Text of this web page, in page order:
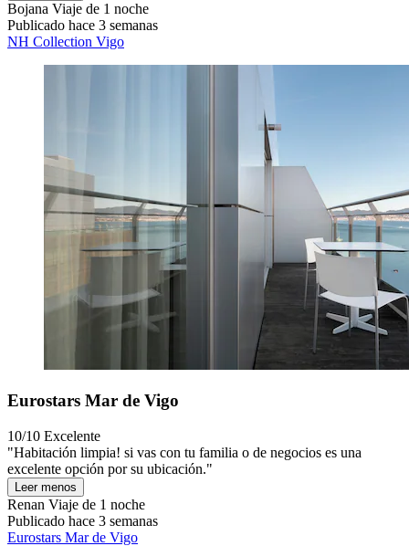
Bojana Viaje de 1 noche
Publicado hace 3 semanas
NH Collection Vigo
Eurostars Mar de Vigo
10/10 Excelente
"Habitación limpia! si vas con tu familia o de negocios es una
excelente opción por su ubicación."
Leer menos
Renan Viaje de 1 noche
Publicado hace 3 semanas
Eurostars Mar de Vigo